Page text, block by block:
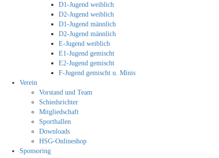
D1-Jugend weiblich
D2-Jugend weiblich
D1-Jugend männlich
D2-Jugend männlich
E-Jugend weiblich
E1-Jugend gemischt
E2-Jugend gemischt
F-Jugend gemischt u. Minis
Verein
Vorstand und Team
Schiedsrichter
Mitgliedschaft
Sporthallen
Downloads
HSG-Onlineshop
Sponsoring